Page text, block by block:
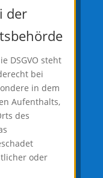
der
DSGVO steht
bei
in dem
Aufenthalts,
des
oder